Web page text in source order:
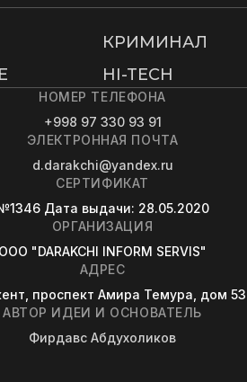
КРИМИНАЛ
HI-TECH
НОМЕР ТЕЛЕФОНА
+998 97 330 93 91
ЭЛЕКТРОННАЯ ПОЧТА
d.darakchi@yandex.ru
СЕРТИФИКАТ
Дата выдачи: 28.05.2020
ОРГАНИЗАЦИЯ
OOO "DARAKCHI INFORM SERVIS"
АДРЕС
проспект Амира Темура, дом 53
АВТОР ИДЕИ И ОСНОВАТЕЛЬ
Фирдавс Абдухоликов